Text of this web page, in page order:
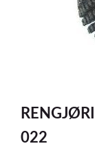
of
1
022